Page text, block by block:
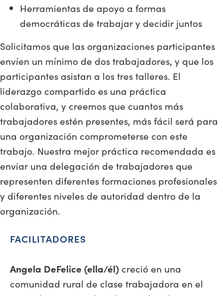
Herramientas de apoyo a formas
democráticas de trabajar y decidir juntos
Solicitamos que las organizaciones participantes
envíen un mínimo de dos trabajadores, y que los
participantes asistan a los tres talleres. El
liderazgo compartido es una práctica
colaborativa, y creemos que cuantos más
trabajadores estén presentes, más fácil será para
una organización comprometerse con este
trabajo. Nuestra mejor práctica recomendada es
enviar una delegación de trabajadores que
representen diferentes formaciones profesionales
y diferentes niveles de autoridad dentro de la
organización.
FACILITADORES
Angela DeFelice (ella/él)creció en una
comunidad rural de clase trabajadora en el